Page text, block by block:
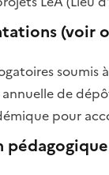
(voir
soumis
de
pour